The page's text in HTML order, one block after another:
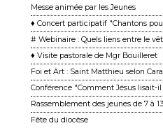
Messe animée par les Jeunes
♦ Concert participatif "Chantons
# Webinaire : Quels liens entre le
♦ Visite pastorale de Mgr Bouilleret
Foi et Art : Saint Matthieu selon
Conférence "Comment Jésus lisait-il
Rassemblement des jeunes de 7 à
Fête du diocèse